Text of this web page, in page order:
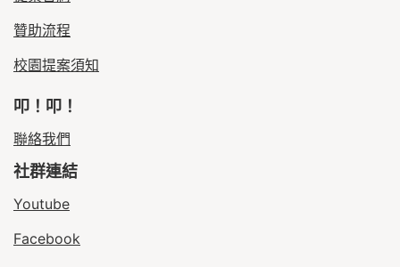
贊助流程
校園提案須知
叩！叩！
聯絡我們
社群連結
Youtube
Facebook